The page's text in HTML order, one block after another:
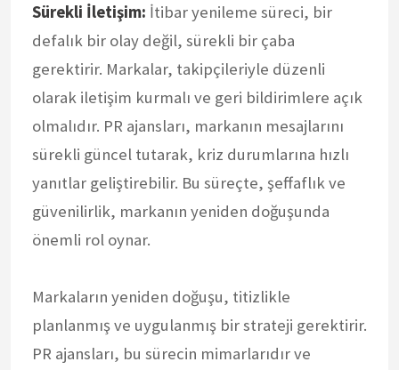
Sürekli İletişim: İtibar yenileme süreci, bir
defalık bir olay değil, sürekli bir çaba
gerektirir. Markalar, takipçileriyle düzenli
olarak iletişim kurmalı ve geri bildirimlere açık
olmalıdır. PR ajansları, markanın mesajlarını
sürekli güncel tutarak, kriz durumlarına hızlı
yanıtlar geliştirebilir. Bu süreçte, şeffaflık ve
güvenilirlik, markanın yeniden doğuşunda
önemli rol oynar.
Markaların yeniden doğuşu, titizlikle
planlanmış ve uygulanmış bir strateji gerektirir.
PR ajansları, bu sürecin mimarlarıdır ve